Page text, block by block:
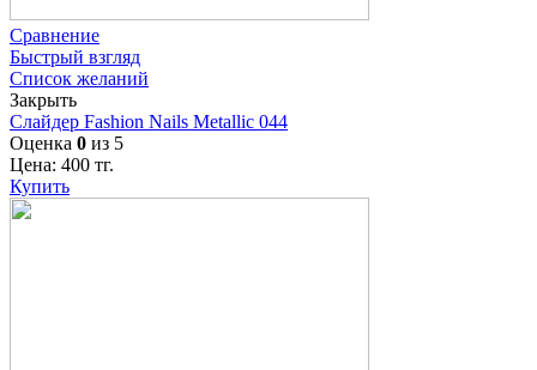
Сравнение
Быстрый взгляд
Список желаний
Закрыть
Слайдер Fashion Nails Metallic 044
Оценка 0 из 5
Цена: 400 тг.
Купить